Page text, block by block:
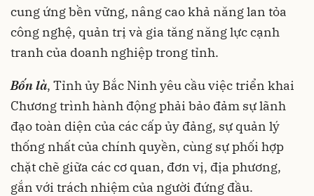
cung ứng bền vững, nâng cao khả năng lan tỏa
công nghệ, quản trị và gia tăng năng lực cạnh
tranh của doanh nghiệp trong tỉnh.
Bốn là, Tỉnh ủy Bắc Ninh yêu cầu việc triển khai
Chương trình hành động phải bảo đảm sự lãnh
đạo toàn diện của các cấp ủy đảng, sự quản lý
thống nhất của chính quyền, cùng sự phối hợp
chặt chẽ giữa các cơ quan, đơn vị, địa phương,
gắn với trách nhiệm của người đứng đầu.